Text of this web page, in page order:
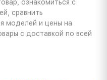
ознакомиться с
сравнить
моделей и цены на
с доставкой по всей